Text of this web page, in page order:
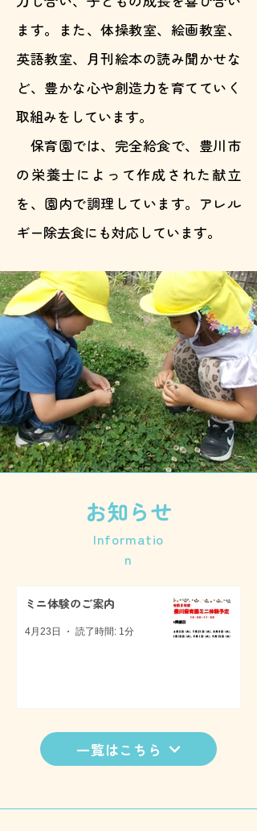
ます。また、体操教室、絵画教室、
英語教室、月刊絵本の読み聞かせな
ど、豊かな心や創造力を育てていく
取組みをしています。
保育園では、完全給食で、豊川市
の栄養士によって作成された献立
を、園内で調理しています。アレル
ギー除去食にも対応しています。
お知らせ
Informatio
n
ミニ体験のご案内
4月23日 読了時間: 1分
一覧はこちら